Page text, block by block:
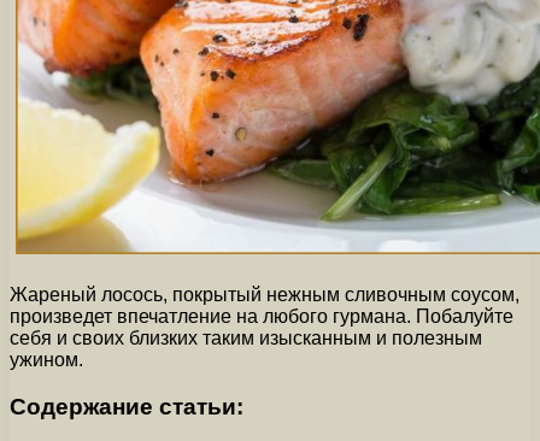
Жареный лосось, покрытый нежным сливочным соусом,
произведет впечатление на любого гурмана. Побалуйте
себя и своих близких таким изысканным и полезным
ужином.
Содержание статьи: